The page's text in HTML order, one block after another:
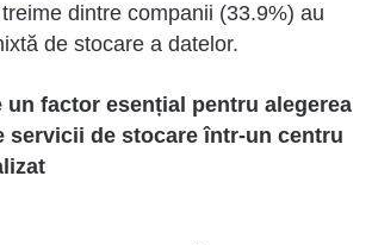
dintre companii (33.9%) au
de stocare a datelor.
un factor esențial pentru alegerea
servicii de stocare într-un centru